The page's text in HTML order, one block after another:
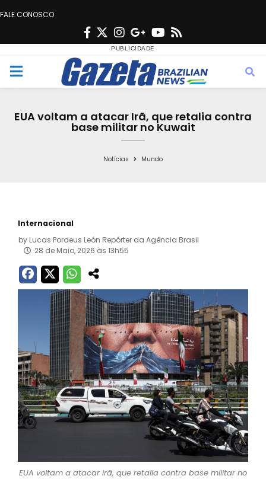
FALE CONOSCO
F
c
e
o
T
w
i
t
e
n
s
t
g
r
a
G
o
o
g
e
Y
u
t
b
s
M
EUA voltam a atacar Irã, que retalia contra
base militar no Kuwait
Notícias Mundo
Internacional
by Lucas Pordeus León Repórter da Agência Brasil
28 de Maio, 2026 às 13h55
EUA voltam a atacar Irã, que retalia contra base militar no